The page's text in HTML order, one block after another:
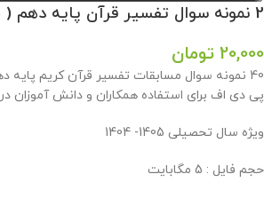
2 نمونه سوال تفسیر قرآن پایه دهم ( 1405- 1404 )
20,000 تومان
پی دی اف برای استفاده همکاران و دانش
ویژه سال تحصیلی 1405- 1404
حجم فایل : 5 مگابایت